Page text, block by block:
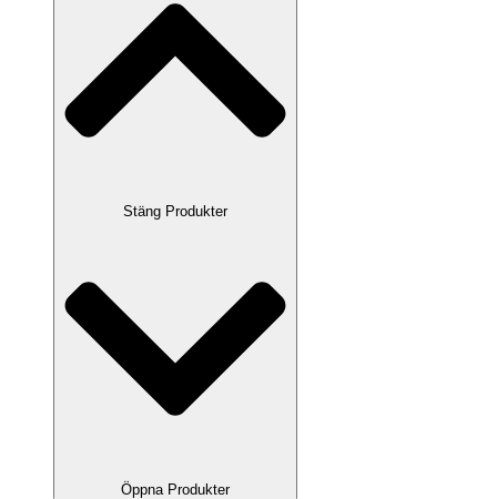
Stäng Produkter
Öppna Produkter